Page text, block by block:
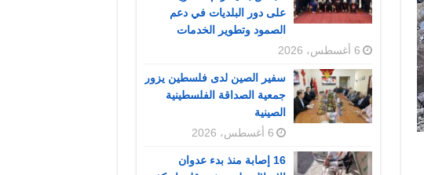
على دور البلديات في دعم
الصمود وتطوير الخدمات
6 أغسطس، 2026
سفير الصين لدى فلسطين يزور
جمعية الصداقة الفلسطينية
الصينية
6 أغسطس، 2026
16 إصابة منذ بدء عدوان